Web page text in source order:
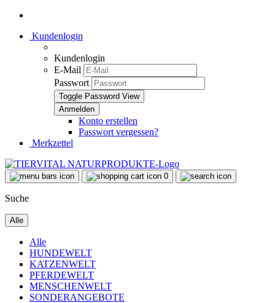
Kundenlogin
Kundenlogin
E-Mail
Passwort
Toggle Password View
Konto erstellen
Passwort vergessen?
Merkzettel
0
Suche
Alle
Alle
HUNDEWELT
KATZENWELT
PFERDEWELT
MENSCHENWELT
SONDERANGEBOTE